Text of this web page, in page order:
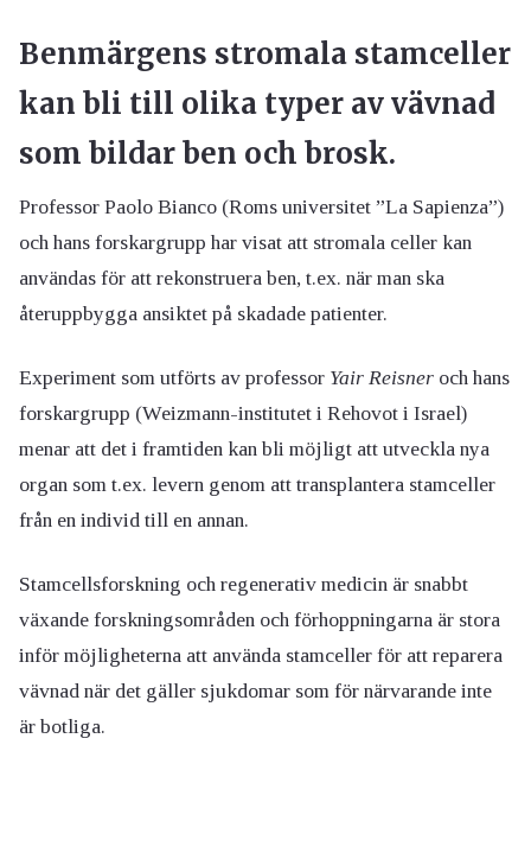
Benmärgens stromala stamceller
kan bli till olika typer av vävnad
som bildar ben och brosk.
Professor Paolo Bianco (Roms universitet ”La Sapienza”)
och hans forskargrupp har visat att stromala celler kan
användas för att rekonstruera ben, t.ex. när man ska
återuppbygga ansiktet på skadade patienter.
Experiment som utförts av professor Yair Reisner och hans
forskargrupp (Weizmann-institutet i Rehovot i Israel)
menar att det i framtiden kan bli möjligt att utveckla nya
organ som t.ex. levern genom att transplantera stamceller
från en individ till en annan.
Stamcellsforskning och regenerativ medicin är snabbt
växande forskningsområden och förhoppningarna är stora
inför möjligheterna att använda stamceller för att reparera
vävnad när det gäller sjukdomar som för närvarande inte
är botliga.